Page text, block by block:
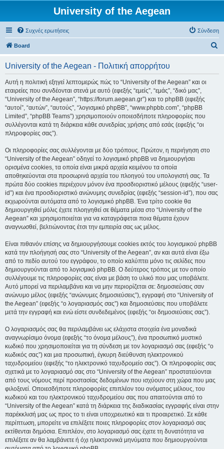
University of the Aegean
Συχνές ερωτήσεις Σύνδεση
Board
University of the Aegean - Πολιτική απορρήτου
Αυτή η πολιτική εξηγεί λεπτομερώς πώς το “University of the Aegean” και οι
εταιρείες που συνδέονται στενά με αυτό (εφεξής “εμείς”, “εμάς”, “δικό μας”,
“University of the Aegean”, “https://forum.aegean.gr”) και το phpBB (εφεξής
“αυτοί”, “αυτών”, “αυτούς”, “λογισμικό phpBB”, “www.phpbb.com”, “phpBB
Limited”, “phpBB Teams”) χρησιμοποιούν οποιεσδήποτε πληροφορίες που
συλλέγονται κατά τη διάρκεια κάθε συνεδρίας χρήσης από εσάς (εφεξής “οι
πληροφορίες σας”).
Οι πληροφορίες σας συλλέγονται με δύο τρόπους. Πρώτον, η περιήγηση στο
“University of the Aegean” οδηγεί το λογισμικό phpBB να δημιουργήσει
ορισμένα cookies, τα οποία είναι μικρά αρχεία κειμένου τα οποία
αποθηκεύονται στα προσωρινά αρχεία του πλοηγού του υπολογιστή σας. Τα
πρώτα δύο cookies περιέχουν μόνον ένα προσδιοριστικό μέλους (εφεξής “user-
id”) και ένα προσδιοριστικό ανώνυμης συνεδρίας (εφεξής “session-id”), που σας
εκχωρούνται αυτόματα από το λογισμικό phpBB. Ένα τρίτο cookie θα
δημιουργηθεί μόλις έχετε πλοηγηθεί σε θέματα μέσα στο “University of the
Aegean” και χρησιμοποιείται για να καταγράφεται ποια θέματα έχουν
αναγνωσθεί, βελτιώνοντας έτσι την εμπειρία σας ως μέλος.
Είναι πιθανόν επίσης να δημιουργήσουμε cookies εκτός του λογισμικού phpBB
κατά την πλοήγησή σας στο “University of the Aegean”, αν και αυτά είναι έξω
από το πεδίο αυτού του εγγράφου, το οποίο καλύπτει μόνο τις σελίδες που
δημιουργούνται από το λογισμικό phpBB. Ο δεύτερος τρόπος με τον οποίο
συλλέγουμε τις πληροφορίες σας είναι με βάση το υλικό που μας υποβάλετε.
Αυτό μπορεί να περιλαμβάνει και να μην περιορίζεται σε: δημοσιεύσεις σαν
ανώνυμο μέλος (εφεξής “ανώνυμες δημοσιεύσεις”), εγγραφή στο “University of
the Aegean” (εφεξής “ο λογαριασμός σας”) και δημοσιεύσεις που υποβάλετε
μετά την εγγραφή και ενώ είστε συνδεδεμένος (εφεξής “οι δημοσιεύσεις σας”).
Ο λογαριασμός σας θα περιλαμβάνει ως ελάχιστα στοιχεία ένα μοναδικά
αναγνωρίσιμο όνομα (εφεξής “το όνομα μέλους”), ένα προσωπικό μυστικό
κωδικό που χρησιμοποιείται για τη σύνδεση με τον λογαριασμό σας (εφεξής “ο
κωδικός σας”) και μια προσωπική, έγκυρη διεύθυνση ηλεκτρονικού
ταχυδρομείου (εφεξής “το ηλεκτρονικό ταχυδρομείο σας”). Οι πληροφορίες σας
σχετικά με το λογαριασμό σας στο “University of the Aegean” προστατεύονται
από τους νόμους περί προστασίας δεδομένων που ισχύουν στη χώρα που μας
φιλοξενεί. Οποιεσδήποτε πληροφορίες επιπλέον του ονόματος μέλους, του
κωδικού και του ηλεκτρονικού ταχυδρομείου σας που απαιτούνται από το
“University of the Aegean” κατά τη διάρκεια της διαδικασίας εγγραφής είναι στην
παρέκκλισή μας ως προς το τι είναι υποχρεωτικό και τι προαιρετικό. Σε κάθε
περίπτωση, μπορείτε να επιλέξετε ποιες πληροφορίες στον λογαριασμό σας
εκτίθενται δημόσια. Επιπλέον, στο λογαριασμό σας έχετε τη δυνατότητα να
επιλέξετε αν θα λαμβάνετε ή όχι ηλεκτρονικά μηνύματα που δημιουργούνται